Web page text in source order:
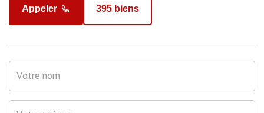
Appeler 67 biens
Appeler 395 biens